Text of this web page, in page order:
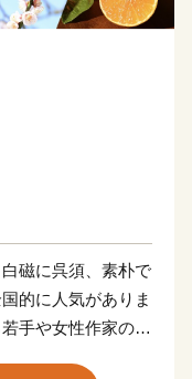
磁に呉須、素朴で
的に人気がありま
手や女性作家の新